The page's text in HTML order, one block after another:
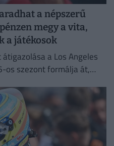
a népszerű
megy a vita,
a játékosok
a Los Angeles
os szezont formálja át,